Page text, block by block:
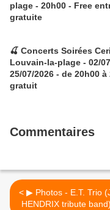
plage - 20h00 - Free
gratuite
🍒 Concerts Soirées
Louvain-la-plage - 02/
25/07/2026 - de 20h00 à
gratuit
Commentaires
< ▶ Photos - E.T. Trio (JIMI
HENDRIX tribute band)